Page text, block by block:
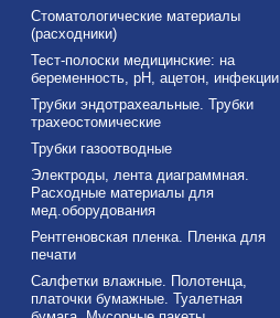
Стоматологические материалы
(расходники)
Тест-полоски медицинские: на
беременность, рН, ацетон, инфекции
Трубки эндотрахеальные. Трубки
трахеостомические
Трубки газоотводные
Электроды, лента диаграммная.
Расходные материалы для
мед.оборудования
Рентгеновская пленка. Пленка для
печати
Салфетки влажные. Полотенца,
платочки бумажные. Туалетная